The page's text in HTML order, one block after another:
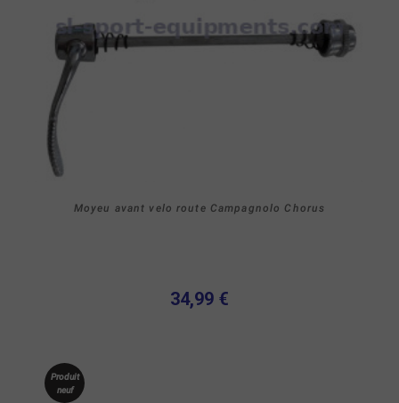
Moyeu avant velo route Campagnolo Chorus
34,99 €
Produit
neuf